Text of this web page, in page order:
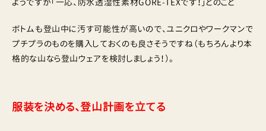
ボトムも登山中に汚す可能性が高いので、ユニクロやワークマンで
プチプラのものを購入しておくのも良さそうですね（もちろんより本
格的な山なら登山ウェアを検討しましょう！）。
服装を決める、登山計画を立てる